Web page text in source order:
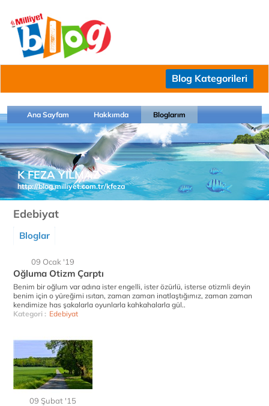
Blog Kategorileri
Ana Sayfam Hakkımda Bloglarım
K FEZA YILMAZ
http://blog.milliyet.com.tr/kfeza
Edebiyat
Bloglar
09 Ocak '19
Oğluma Otizm Çarptı
Benim bir oğlum var adına ister engelli, ister özürlü, isterse otizmli deyin
benim için o yüreğimi ısıtan, zaman zaman inatlaştığımız, zaman zaman
kendimize has şakalarla oyunlarla kahkahalarla gül..
Kategori : Edebiyat
09 Şubat '15